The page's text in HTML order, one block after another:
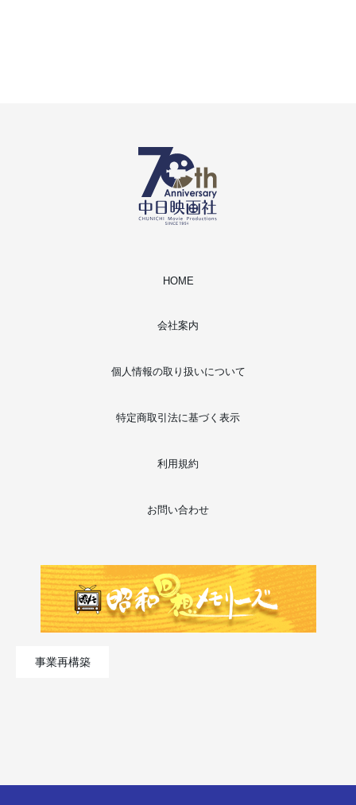
HOME
会社案内
個人情報の取り扱いについて
特定商取引法に基づく表示
利用規約
お問い合わせ
事業再構築